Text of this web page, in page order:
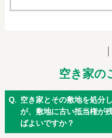
空き家の
空き家とその敷地を処分
が、敷地に古い抵当権が
ばよいですか？